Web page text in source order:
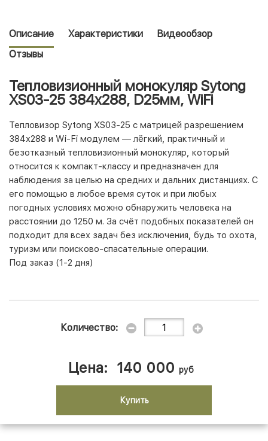
Описание Характеристики
Видеообзор
Отзывы
Тепловизионный монокуляр Sytong
XS03-25 384х288, D25мм, WiFi
Тепловизор Sytong XS03-25 с матрицей разрешением
384x288 и Wi-Fi модулем — лёгкий, практичный и
безотказный тепловизионный монокуляр, который
относится к компакт-классу и предназначен для
наблюдения за целью на средних и дальних дистанциях. С
его помощью в любое время суток и при любых
погодных условиях можно обнаружить человека на
расстоянии до 1250 м. За счёт подобных показателей он
подходит для всех задач без исключения, будь то охота,
туризм или поисково-спасательные операции.
Под заказ (1-2 дня)
Количество:
Цена: 140 000 руб
Купить